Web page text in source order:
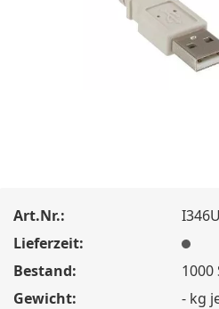
Art.Nr.:
Lieferzeit:
Bestand:
1000
Gewicht:
- kg